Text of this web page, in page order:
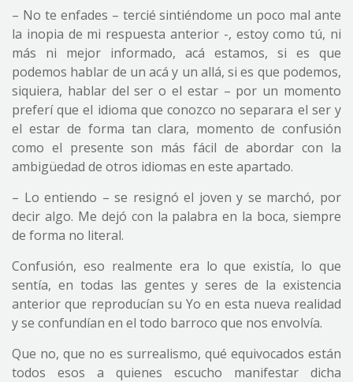
– No te enfades – tercié sintiéndome un poco mal ante
la inopia de mi respuesta anterior -, estoy como tú, ni
más ni mejor informado, acá estamos, si es que
podemos hablar de un acá y un allá, si es que podemos,
siquiera, hablar del ser o el estar – por un momento
preferí que el idioma que conozco no separara el ser y
el estar de forma tan clara, momento de confusión
como el presente son más fácil de abordar con la
ambigüedad de otros idiomas en este apartado.
– Lo entiendo – se resignó el joven y se marchó, por
decir algo. Me dejó con la palabra en la boca, siempre
de forma no literal.
Confusión, eso realmente era lo que existía, lo que
sentía, en todas las gentes y seres de la existencia
anterior que reproducían su Yo en esta nueva realidad
y se confundían en el todo barroco que nos envolvía.
Que no, que no es surrealismo, qué equivocados están
todos esos a quienes escucho manifestar dicha